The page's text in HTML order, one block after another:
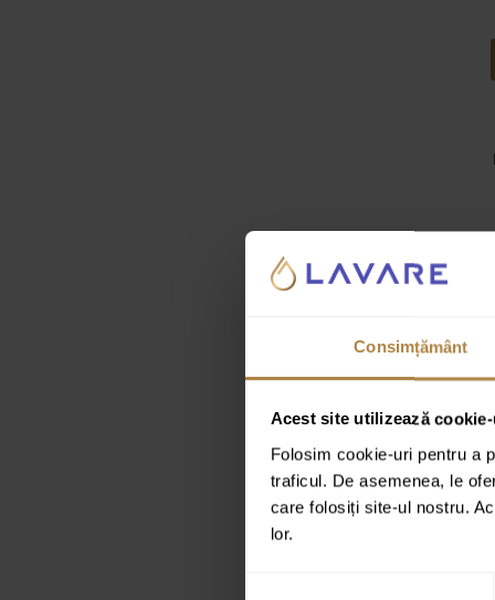
Consimțământ
Acest site utilizează
Folosim cookie-uri pentru a
traficul. De asemenea, le
care folosiți site-ul nostru.
lor.